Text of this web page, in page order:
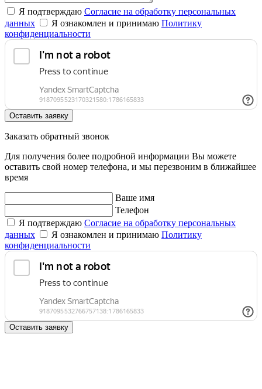
Я подтверждаю Согласие на обработку персональных
данных
Я ознакомлен и принимаю Политику
конфиденциальности
Оставить заявку
Заказать обратный звонок
Для получения более подробной информации Вы можете
оставить свой номер телефона, и мы перезвоним в ближайшее
время
Ваше имя
Телефон
Я подтверждаю Согласие на обработку персональных
данных
Я ознакомлен и принимаю Политику
конфиденциальности
Оставить заявку